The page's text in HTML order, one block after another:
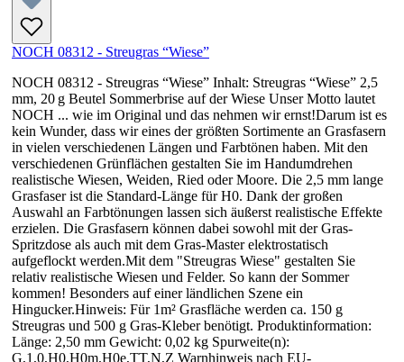
NOCH 08312 - Streugras “Wiese”
NOCH 08312 - Streugras “Wiese” Inhalt: Streugras “Wiese” 2,5
mm, 20 g Beutel Sommerbrise auf der Wiese Unser Motto lautet
NOCH ... wie im Original und das nehmen wir ernst!Darum ist es
kein Wunder, dass wir eines der größten Sortimente an Grasfasern
in vielen verschiedenen Längen und Farbtönen haben. Mit den
verschiedenen Grünflächen gestalten Sie im Handumdrehen
realistische Wiesen, Weiden, Ried oder Moore. Die 2,5 mm lange
Grasfaser ist die Standard-Länge für H0. Dank der großen
Auswahl an Farbtönungen lassen sich äußerst realistische Effekte
erzielen. Die Grasfasern können dabei sowohl mit der Gras-
Spritzdose als auch mit dem Gras-Master elektrostatisch
aufgeflockt werden.Mit dem "Streugras Wiese" gestalten Sie
relativ realistische Wiesen und Felder. So kann der Sommer
kommen! Besonders auf einer ländlichen Szene ein
Hingucker.Hinweis: Für 1m² Grasfläche werden ca. 150 g
Streugras und 500 g Gras-Kleber benötigt. Produktinformation:
Länge: 2,50 mm Gewicht: 0,02 kg Spurweite(n):
G,1,0,H0,H0m,H0e,TT,N,Z Warnhinweis nach EU-